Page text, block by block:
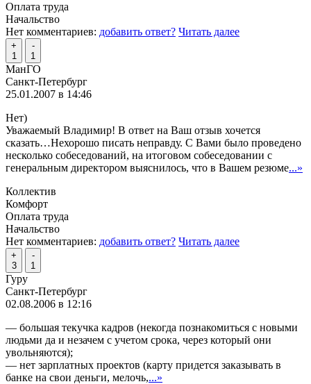
Оплата труда
Начальство
Нет комментариев: добавить ответ? Читать далее
+
1
-
1
МанГО
Санкт-Петербург
25.01.2007 в 14:46
Нет)
Уважаемый Владимир! В ответ на Ваш отзыв хочется
сказать…Нехорошо писать неправду. С Вами было проведено
несколько собеседований, на итоговом собеседовании с
генеральным директором выяснилось, что в Вашем резюме...»
Коллектив
Комфорт
Оплата труда
Начальство
Нет комментариев: добавить ответ? Читать далее
+
3
-
1
Гуру
Санкт-Петербург
02.08.2006 в 12:16
— большая текучка кадров (некогда познакомиться с новыми
людьми да и незачем с учетом срока, через который они
увольняются);
— нет зарплатных проектов (карту придется заказывать в
банке на свои деньги, мелочь,...»